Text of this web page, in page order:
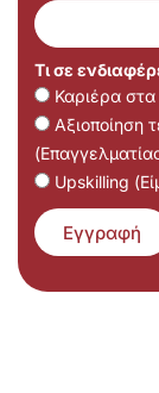
Τι σε
Καριέρα
Αξιοποίηση
Upskilling
Εγγραφή